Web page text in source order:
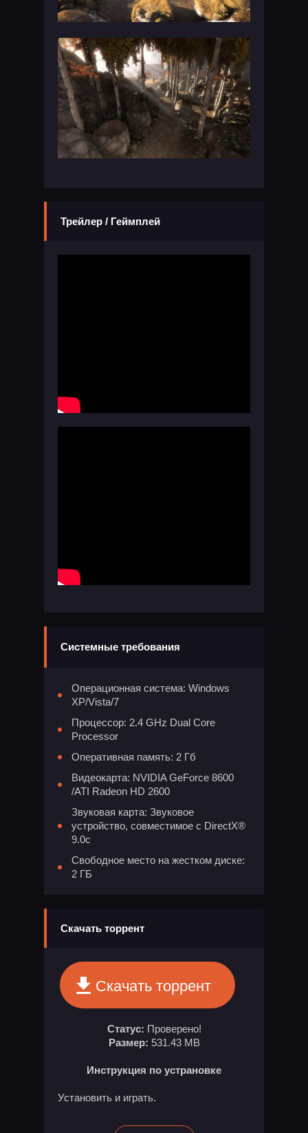
Трейлер / Геймплей
Системные требования
Операционная система: Windows
XP/Vista/7
Процессор: 2.4 GHz Dual Core
Processor
Оперативная память: 2 Гб
Видеокарта: NVIDIA GeForce 8600
/ATI Radeon HD 2600
Звуковая карта: Звуковое
устройство, совместимое с DirectX®
9.0с
Свободное место на жестком диске:
2 ГБ
Скачать торрент
Скачать торрент
Статус: Проверено!
Размер: 531.43 MB
Инструкция по устрановке
Установить и играть.